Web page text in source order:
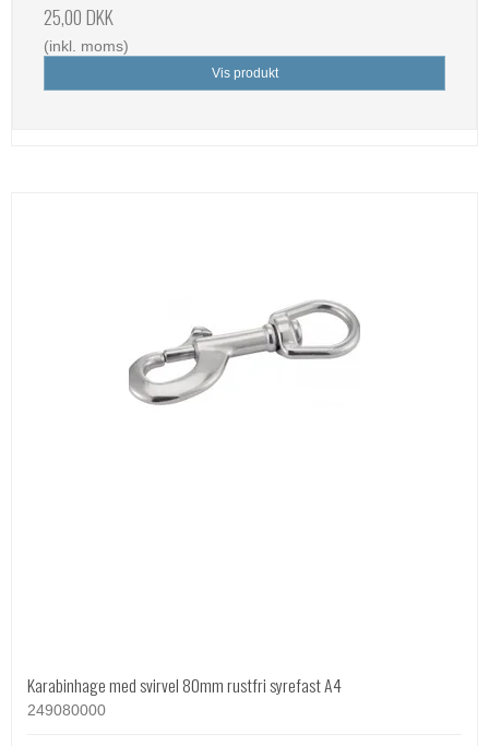
25,00 DKK
(inkl. moms)
Vis produkt
Karabinhage med svirvel 80mm rustfri syrefast A4
249080000